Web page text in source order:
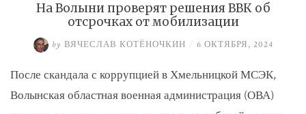
На Волыни проверят решения ВВК об
отсрочках от мобилизации
by ВЯЧЕСЛАВ КОТЁНОЧКИН / 6 ОКТЯБРЯ, 2024
После скандала с коррупцией в Хмельницкой МСЭК,
Волынская областная военная администрация (ОВА)